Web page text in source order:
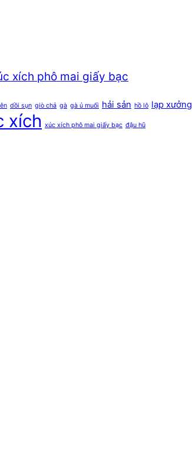
xích phô mai giấy bạc
dồi sụn giò chả gà gà ủ muối hải sản hồ lô lạp xưởng
xích xúc xích phô mai giấy bạc đậu hũ